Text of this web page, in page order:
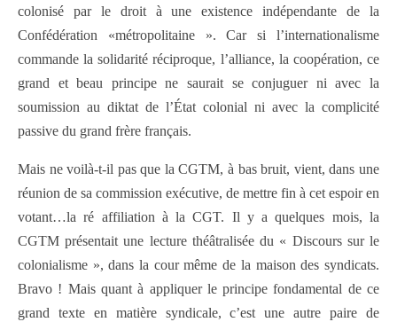
colonisé par le droit à une existence indépendante de la
Confédération «métropolitaine ». Car si l’internationalisme
commande la solidarité réciproque, l’alliance, la coopération, ce
grand et beau principe ne saurait se conjuguer ni avec la
soumission au diktat de l’État colonial ni avec la complicité
passive du grand frère français.
Mais ne voilà-t-il pas que la CGTM, à bas bruit, vient, dans une
réunion de sa commission exécutive, de mettre fin à cet espoir en
votant…la ré affiliation à la CGT. Il y a quelques mois, la
CGTM présentait une lecture théâtralisée du « Discours sur le
colonialisme », dans la cour même de la maison des syndicats.
Bravo ! Mais quant à appliquer le principe fondamental de ce
grand texte en matière syndicale, c’est une autre paire de